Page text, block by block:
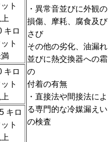
ト
キロ
ト
・異常音並びに外観の
損傷、摩耗、腐食及び
さび
その他の劣化、油漏れ
並びに熱交換器への霜
の
付着の有無
・直接法や間接法によ
る専門的な冷媒漏えい
の検査
キロ
ト
キロ
ト